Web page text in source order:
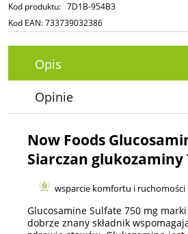
Kod produktu: 7D1B-954B3
Kod EAN:733739032386
Opis
Opinie
Now Foods
Siarczan glukozaminy
wsparcie komfortu i ruchomości
Glucosamine Sulfate 750 mg
dobrze znany składnik